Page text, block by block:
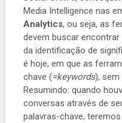
Media Intelligence nas
Analytics, ou seja, as
devem buscar
da identificação de
é hoje, em que as
chave (=keywords), sem
Resumindo: quando
conversas através de
palavras-chave,